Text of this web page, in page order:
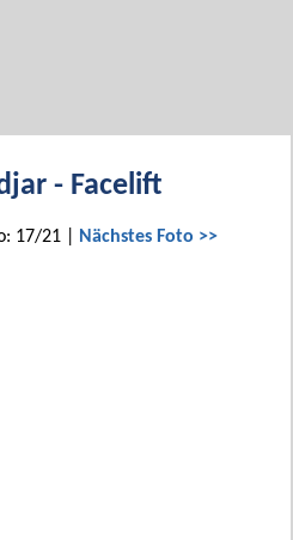
- Facelift
17/21 | Nächstes Foto >>